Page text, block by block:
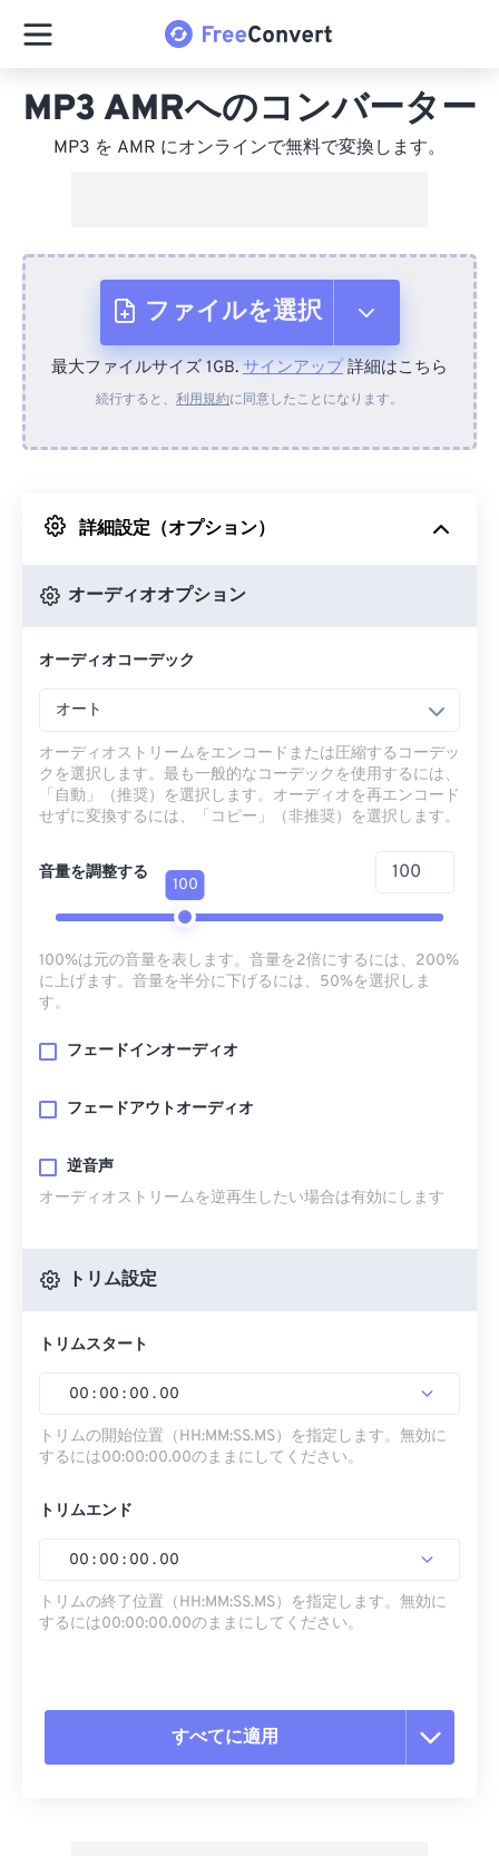
MP3 AMRへのコンバーター
MP3 を AMR にオンラインで無料で変換します。
ファイルを選択
デバイスから
Googleドライブから
最大ファイルサイズ 1GB. サインアップ詳細はこちら
続行すると、 利用規約に同意したことになります。
詳細設定（オプション）
オーディオオプション
オーディオコーデック
オート
オーディオストリームをエンコードまたは圧縮するコーデッ
クを選択します。最も一般的なコーデックを使用するには、
「自動」（推奨）を選択します。オーディオを再エンコード
せずに変換するには、「コピー」（非推奨）を選択します。
音量を調整する
100
100%は元の音量を表します。音量を2倍にするには、200%
に上げます。音量を半分に下げるには、50%を選択しま
す。
フェードインオーディオ
フェードアウトオーディオ
逆音声
オーディオストリームを逆再生したい場合は有効にします
トリム設定
トリムスタート
00 : 00 : 00 . 00
トリムの開始位置（HH:MM:SS.MS）を指定します。無効に
するには00:00:00.00のままにしてください。
トリムエンド
00 : 00 : 00 . 00
トリムの終了位置（HH:MM:SS.MS）を指定します。無効に
するには00:00:00.00のままにしてください。
すべてに適用